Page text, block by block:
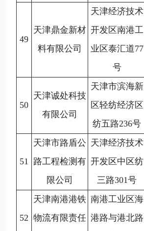
49
天津鼎金新材
料有限公司
天津经济技术
开发区南港工
业区泰汇道77
号
50
天津诚处科技
有限公司
天津市滨海新
区轻纺经济区
纺五路236号
51
天津市路盾公
路工程检测有
限公司
天津经济技术
开发区中区纺
三路301号
52
天津南港港铁
物流有限责任
南港工业区海
港路与港北路